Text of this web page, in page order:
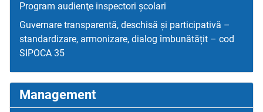
Program audienţe inspectori școlari
Guvernare transparentă, deschisă și participativă –
standardizare, armonizare, dialog îmbunătățit – cod
SIPOCA 35
Management